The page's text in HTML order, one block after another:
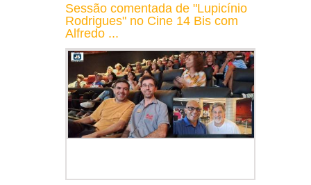
Sessão comentada de "Lupicínio
Rodrigues" no Cine 14 Bis com
Alfredo ...